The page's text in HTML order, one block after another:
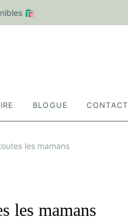
🛍
BLOGUE CONTACT
les mamans
les mamans